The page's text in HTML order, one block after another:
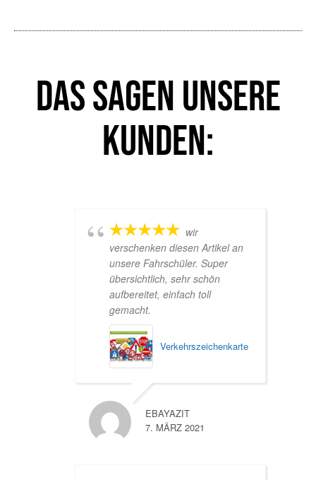
Das sagen unsere
Kunden:
wir
verschenken diesen Artikel an
unsere Fahrschüler. Super
übersichtlich, sehr schön
aufbereitet, einfach toll
gemacht.
Verkehrszeichenkarte
EBAYAZIT
7. MÄRZ 2021